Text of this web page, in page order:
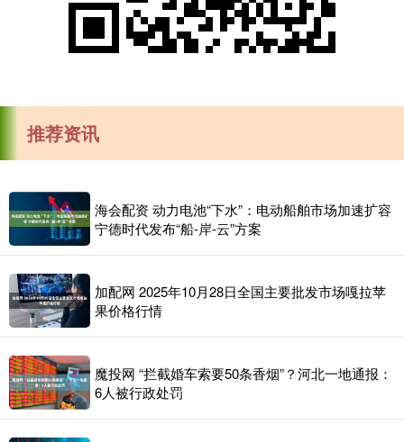
推荐资讯
海会配资 动力电池“下水”：电动船舶市场加速扩容
宁德时代发布“船-岸-云”方案
加配网 2025年10月28日全国主要批发市场嘎拉苹
果价格行情
魔投网 “拦截婚车索要50条香烟”？河北一地通报：
6人被行政处罚